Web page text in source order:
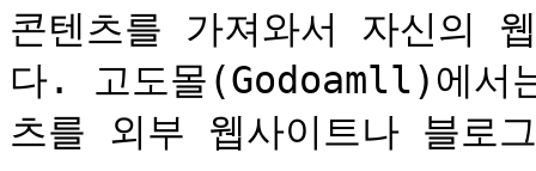
콘텐츠를 가져와서 자신의
다. 고도몰(Godoamll)에서
츠를 외부 웹사이트나 블로